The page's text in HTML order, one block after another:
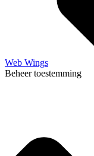
Web Wings
Beheer toestemming